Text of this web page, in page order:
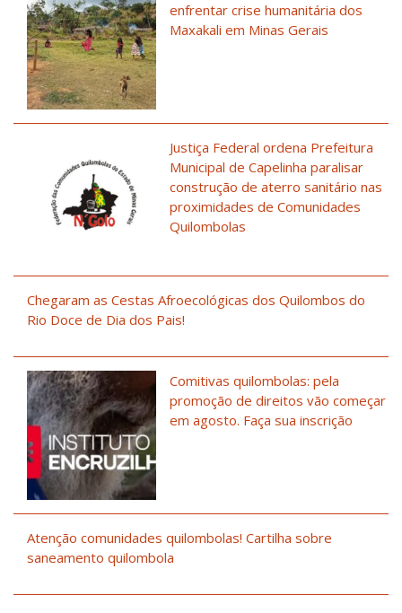
enfrentar crise humanitária dos
Maxakali em Minas Gerais
Justiça Federal ordena Prefeitura
Municipal de Capelinha paralisar
construção de aterro sanitário nas
proximidades de Comunidades
Quilombolas
Chegaram as Cestas Afroecológicas dos Quilombos do
Rio Doce de Dia dos Pais!
Comitivas quilombolas: pela
promoção de direitos vão começar
em agosto. Faça sua inscrição
Atenção comunidades quilombolas! Cartilha sobre
saneamento quilombola